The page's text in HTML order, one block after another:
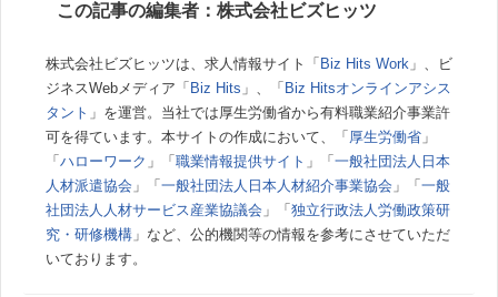
この記事の編集者：株式会社ビズヒッツ
株式会社ビズヒッツは、求人情報サイト「 Biz Hits Work 」、ビ
ジネスWebメディア「 Biz Hits 」、「 Biz Hitsオンラインアシス
タント 」を運営。当社では厚生労働省から有料職業紹介事業許
可を得ています。本サイトの作成において、「 厚生労働省 」
「 ハローワーク 」「 職業情報提供サイト 」「 一般社団法人日本
人材派遣協会 」「 一般社団法人日本人材紹介事業協会 」「 一般
社団法人人材サービス産業協議会 」「 独立行政法人労働政策研
究・研修機構 」など、公的機関等の情報を参考にさせていただ
いております。